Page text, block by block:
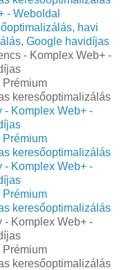
- Weboldal
havi
Google havidíjas
- Komplex Web+ -
Prémium
keresőoptimalizálás
- Komplex Web+ -
Prémium
keresőoptimalizálás
- Komplex Web+ -
Prémium
keresőoptimalizálás
- Komplex Web+ -
Prémium
keresőoptimalizálás